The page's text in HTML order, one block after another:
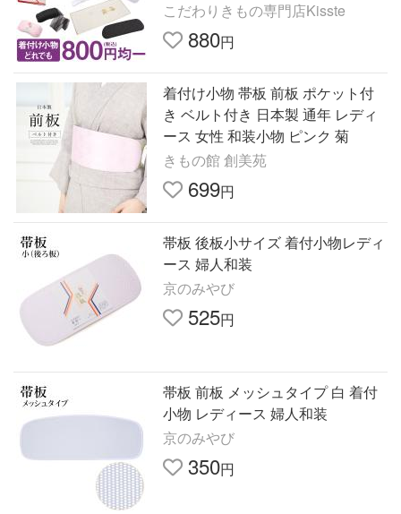
こだわりきもの専門店Kisste
880円
着付け小物 帯板 前板 ポケット付
き ベルト付き 日本製 通年 レディ
ース 女性 和装小物 ピンク 菊
きもの館 創美苑
699円
帯板 後板小サイズ 着付小物レディ
ース 婦人和装
京のみやび
525円
帯板 前板 メッシュタイプ 白 着付
小物 レディース 婦人和装
京のみやび
350円